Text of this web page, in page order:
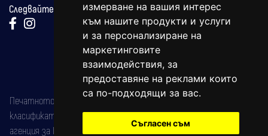
измерване на вашия интерес
към нашите продукти и услуги
и за персонализиране на
маркетинговите
взаимодействия, за
предоставяне на реклами които
са по-подходящи за вас.
Съгласен съм
Следвайте ни:
Печатното издание на вестника е регистрирано в националния
класификатор на печатните издания (Българска национална
агенция за ISSN) под номер: ISSN 1312-4722.